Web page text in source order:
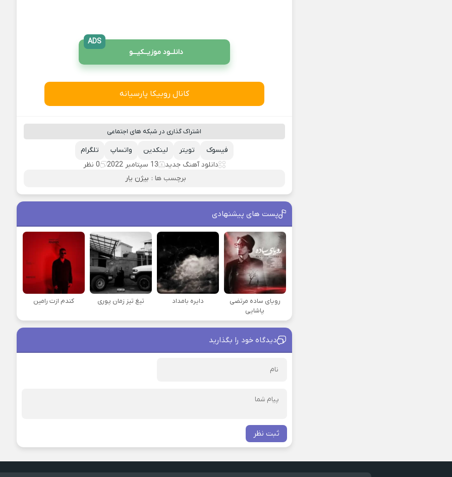
دانلــود موزیــکیـــو
ADS
کانال روبیکا پارسیانه
اشتراک گذاری در شبکه های اجتماعی
تلگرام واتساپ لینکدین تویتر
فیسوک
دانلود آهنگ جدید
13 سپتامبر 2022
0 نظر
برچسب ها : بیژن یار
پست های پیشنهادی
رویای ساده مرتضی
پاشایی
دایره بامداد تیغ تیز زمان پوری کندم ازت رامین
دیدگاه خود را بگذارید
ثبت نظر